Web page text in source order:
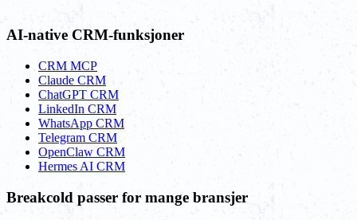
AI-native CRM-funksjoner
CRM MCP
Claude CRM
ChatGPT CRM
LinkedIn CRM
WhatsApp CRM
Telegram CRM
OpenClaw CRM
Hermes AI CRM
Breakcold passer for mange bransjer